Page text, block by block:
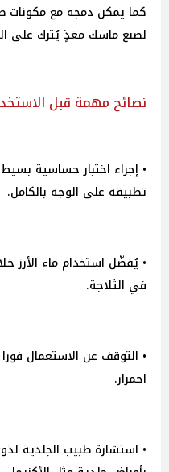
كما يمكن دمجه مع مكونات
لصنع ماسك مغذٍ يُترك على الوجه 20 دقيقة
نصائح مهمة قبل
• إجراء اختبار حساسية
تطبيقه على الوجه بالكامل.
• يُفضّل استخدام ماء الأرز
في الثلاجة.
• التوقف عن الاستعمال
احمرار.
• استشارة طبيب الجلدية